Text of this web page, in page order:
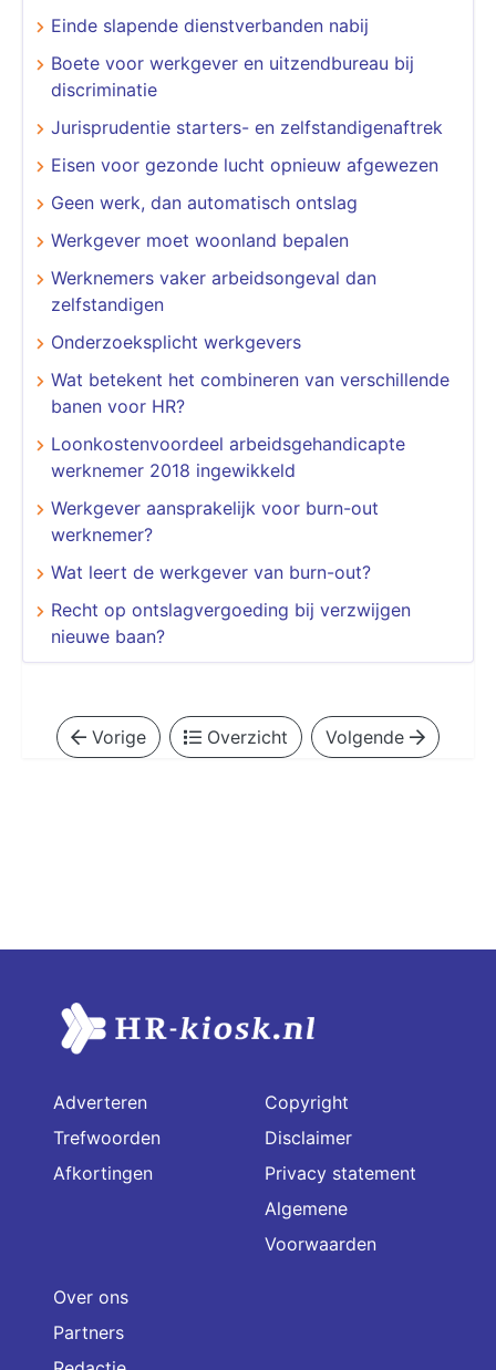
Einde slapende dienstverbanden nabij
Boete voor werkgever en uitzendbureau bij
discriminatie
Jurisprudentie starters- en zelfstandigenaftrek
Eisen voor gezonde lucht opnieuw afgewezen
Geen werk, dan automatisch ontslag
Werkgever moet woonland bepalen
Werknemers vaker arbeidsongeval dan
zelfstandigen
Onderzoeksplicht werkgevers
Wat betekent het combineren van verschillende
banen voor HR?
Loonkostenvoordeel arbeidsgehandicapte
werknemer 2018 ingewikkeld
Werkgever aansprakelijk voor burn-out
werknemer?
Wat leert de werkgever van burn-out?
Recht op ontslagvergoeding bij verzwijgen
nieuwe baan?
Vorige Overzicht Volgende
Adverteren
Trefwoorden
Afkortingen
Copyright
Disclaimer
Privacy statement
Algemene
Voorwaarden
Over ons
Partners